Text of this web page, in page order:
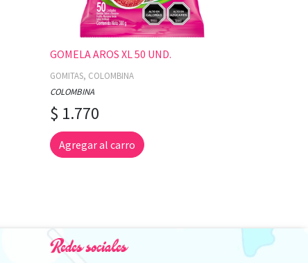
GOMELA AROS XL 50 UND.
GOMITAS, COLOMBINA
COLOMBINA
$ 1.770
Agregar al carro
Redes sociales